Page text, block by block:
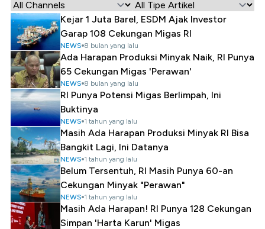
Kejar 1 Juta Barel, ESDM Ajak Investor
Garap 108 Cekungan Migas RI
NEWS 8 bulan yang lalu
Ada Harapan Produksi Minyak Naik, RI Punya
65 Cekungan Migas 'Perawan'
NEWS 8 bulan yang lalu
RI Punya Potensi Migas Berlimpah, Ini
Buktinya
NEWS 1 tahun yang lalu
Masih Ada Harapan Produksi Minyak RI Bisa
Bangkit Lagi, Ini Datanya
NEWS 1 tahun yang lalu
Belum Tersentuh, RI Masih Punya 60-an
Cekungan Minyak "Perawan"
NEWS 1 tahun yang lalu
Masih Ada Harapan! RI Punya 128 Cekungan
Simpan 'Harta Karun' Migas